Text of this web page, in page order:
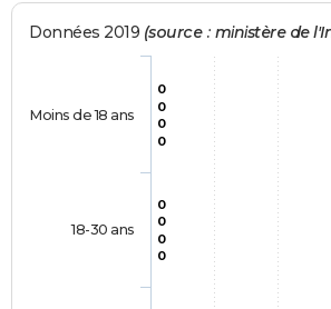
Données 2019 (source : ministère de
0
0
0
0
0
0
0
0
Moins de 18 ans
18-30 ans